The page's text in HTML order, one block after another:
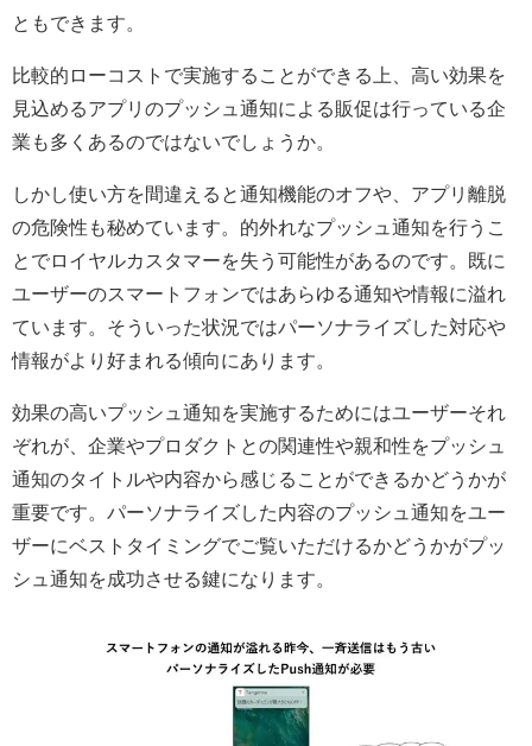
ともできます。
比較的ローコストで実施することができる上、高い効果を
見込めるアプリのプッシュ通知による販促は行っている企
業も多くあるのではないでしょうか。
しかし使い方を間違えると通知機能のオフや、アプリ離脱
の危険性も秘めています。的外れなプッシュ通知を行うこ
とでロイヤルカスタマーを失う可能性があるのです。既に
ユーザーのスマートフォンではあらゆる通知や情報に溢れ
ています。そういった状況ではパーソナライズした対応や
情報がより好まれる傾向にあります。
効果の高いプッシュ通知を実施するためにはユーザーそれ
ぞれが、企業やプロダクトとの関連性や親和性をプッシュ
通知のタイトルや内容から感じることができるかどうかが
重要です。パーソナライズした内容のプッシュ通知をユー
ザーにベストタイミングでご覧いただけるかどうかがプッ
シュ通知を成功させる鍵になります。